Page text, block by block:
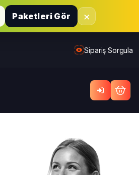
Paketleri Gör ×
Sipariş Sorgula